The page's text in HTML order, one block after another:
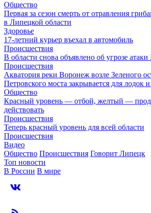
Общество
Первая за сезон смерть от отравления
в Липецкой области
Здоровье
17-летний курьер въехал в автомобиль
Происшествия
В области снова объявлено об угрозе
Происшествия
Акватория реки Воронеж возле Зеленого
Петровского моста закрывается для лодок
Общество
Красный уровень — отбой, желтый —
действовать
Происшествия
Теперь красный уровень для всей области
Происшествия
Видео
Общество Происшествия Говорит Липецк
Топ новости
В России В мире